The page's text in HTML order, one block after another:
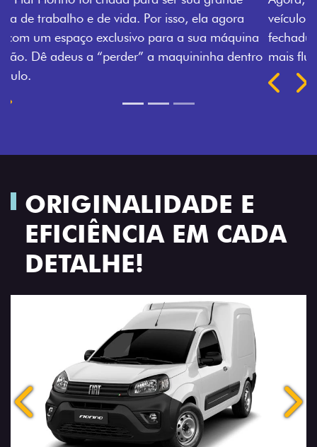
fechadura. São detalhes como esse que trazem ainda
mais fluidez para o seu dia de trabalho.
Previous
Next
Próximo
Porta-luvas com iluminação
ORIGINALIDADE E
EFICIÊNCIA EM CADA
DETALHE!
Anterior